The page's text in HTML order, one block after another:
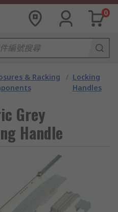
0
& Racking
/ Locking
Handles
Grey
Handle